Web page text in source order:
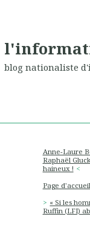
blog nationaliste
Anne-Laure
Raphaël
haineux !
Page d'accueil
« Si les
Ruffin (LFI)